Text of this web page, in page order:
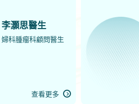
李灝思醫生
婦科腫瘤科顧問醫生
查看更多